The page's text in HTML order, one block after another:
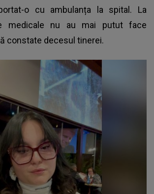
o cu ambulanța la spital. La
medicale nu au mai putut face
constate decesul tinerei.